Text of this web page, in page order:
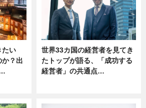
たい
？出
世界33カ国の経営者を見てき
たトップが語る、「成功する
経営者」の共通点…